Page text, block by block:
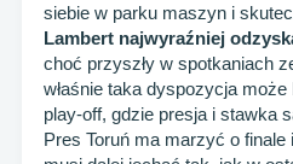
siebie w parku maszyn i
Lambert najwyraźniej
choć przyszły w spotkaniach
właśnie taka dyspozycja
play-off, gdzie presja i stawka
Pres Toruń ma marzyć o finale